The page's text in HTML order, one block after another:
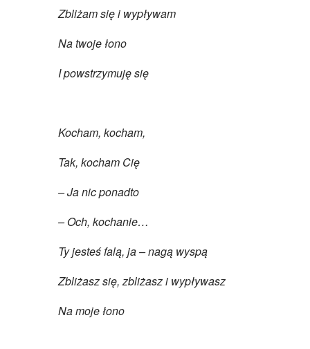
Zbliżam się i wypływam
Na twoje łono
I powstrzymuję się
Kocham, kocham,
Tak, kocham Cię
– Ja nic ponadto
– Och, kochanie…
Ty jesteś falą, ja – nagą wyspą
Zbliżasz się, zbliżasz i wypływasz
Na moje łono